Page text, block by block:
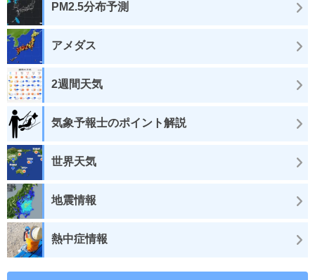
PM2.5分布予測
アメダス
2週間天気
気象予報士のポイント解説
世界天気
地震情報
熱中症情報